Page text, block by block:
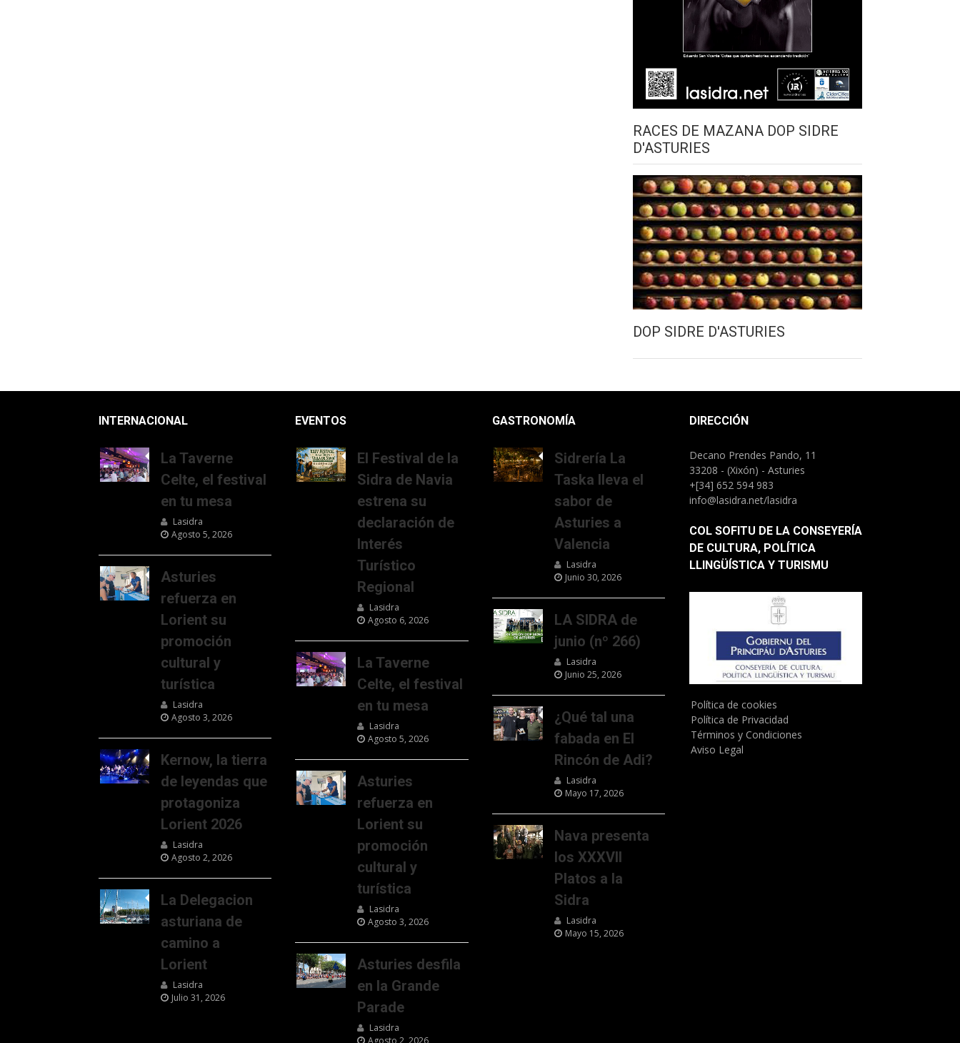
RACES DE MAZANA DOP SIDRE
D'ASTURIES
DOP SIDRE D'ASTURIES
INTERNACIONAL
La Taverne
Celte, el festival
en tu mesa
Lasidra
Agosto 5, 2026
Asturies
refuerza en
Lorient su
promoción
cultural y
turística
Lasidra
Agosto 3, 2026
Kernow, la tierra
de leyendas que
protagoniza
Lorient 2026
Lasidra
Agosto 2, 2026
La Delegacion
asturiana de
camino a
Lorient
Lasidra
Julio 31, 2026
EVENTOS
El Festival de la
Sidra de Navia
estrena su
declaración de
Interés
Turístico
Regional
Lasidra
Agosto 6, 2026
La Taverne
Celte, el festival
en tu mesa
Lasidra
Agosto 5, 2026
Asturies
refuerza en
Lorient su
promoción
cultural y
turística
Lasidra
Agosto 3, 2026
Asturies desfila
en la Grande
Parade
Lasidra
Agosto 2, 2026
GASTRONOMÍA
Sidrería La
Taska lleva el
sabor de
Asturies a
Valencia
Lasidra
Junio 30, 2026
LA SIDRA de
junio (nº 266)
Lasidra
Junio 25, 2026
¿Qué tal una
fabada en El
Rincón de Adi?
Lasidra
Mayo 17, 2026
Nava presenta
los XXXVII
Platos a la
Sidra
Lasidra
Mayo 15, 2026
DIRECCIÓN
Decano Prendes Pando, 11
33208 - (Xixón) - Asturies
+[34] 652 594 983
info@lasidra.net/lasidra
COL SOFITU DE LA CONSEYERÍA
DE CULTURA, POLÍTICA
LLINGÜÍSTICA Y TURISMU
Política de cookies
Política de Privacidad
Términos y Condiciones
Aviso Legal